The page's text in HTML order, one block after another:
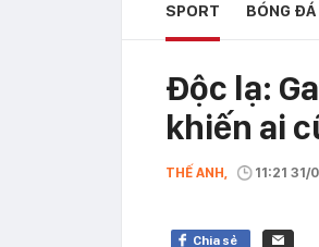
SPORT BÓNG ĐÁ
Độc lạ:
khiến ai
THẾ ANH, 11:21 31/
Chia sẻ